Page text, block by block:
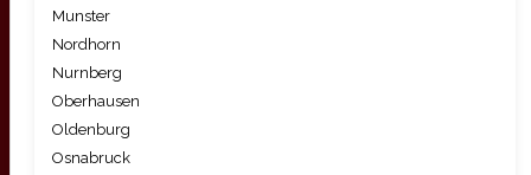
Munster
Nordhorn
Nurnberg
Oberhausen
Oldenburg
Osnabruck